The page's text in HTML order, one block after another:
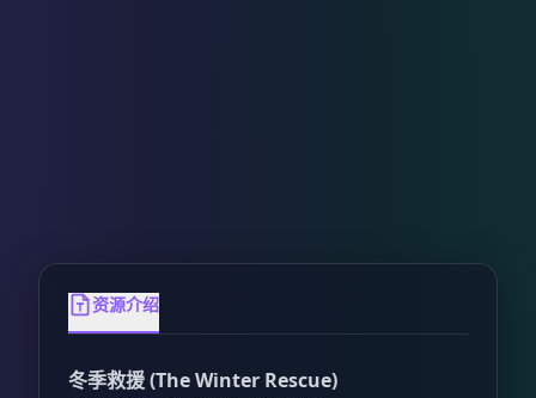
资源介绍
冬季救援 (The Winter Rescue)